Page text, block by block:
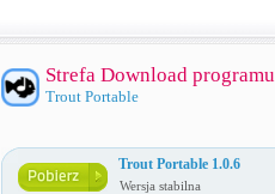
Strefa Download programu
Trout Portable
Trout Portable 1.0.6
Wersja stabilna